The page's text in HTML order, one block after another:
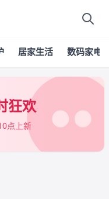
居家生活 数码家电
狂欢
点上新